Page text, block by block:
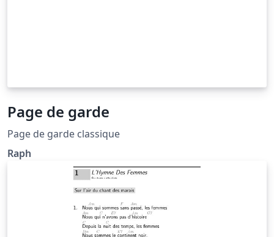
Page de garde
Page de garde classique
Raph